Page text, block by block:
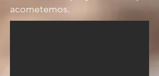
acometemos.